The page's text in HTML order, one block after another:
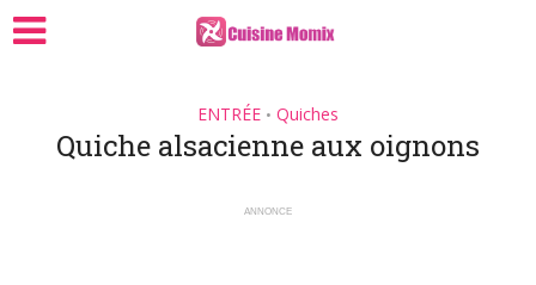
ENTRÉE • Quiches
Quiche alsacienne aux oignons
ANNONCE